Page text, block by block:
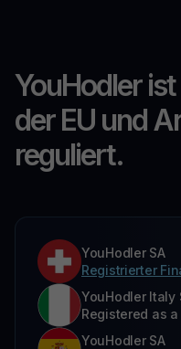
YouHodler
der EU und
reguliert.
YouHodler SA
Registrierter
YouHodler Italy
Registered as a
YouHodler SA